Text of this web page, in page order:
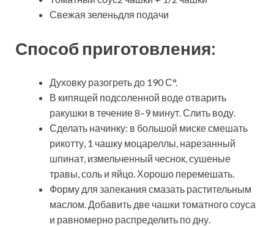
Свежая зеленьдля подачи
Способ приготовления:
Духовку разогреть до 190 С°.
В кипящей подсоленной воде отварить
ракушки в течение 8–9 минут. Слить воду.
Сделать начинку: в большой миске смешать
рикотту, 1 чашку моцареллы, нарезанный
шпинат, измельченный чеснок, сушеные
травы, соль и яйцо. Хорошо перемешать.
Форму для запекания смазать растительным
маслом. Добавить две чашки томатного соуса
и равномерно распределить по дну.